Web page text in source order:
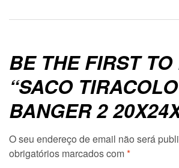
BE THE FIRST TO
“SACO TIRACOLO
BANGER 2
O seu endereço de email não será
obrigatórios marcados com*